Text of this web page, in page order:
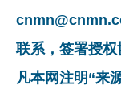
联系，签署授权
凡本网注明“来